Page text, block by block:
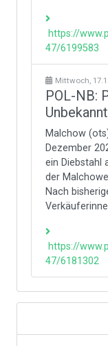
https://
47/6199583
Mittwoch,
POL-NB:
Malchow
Dezember
ein Diebstahl
der
Nach
https://
47/6181302